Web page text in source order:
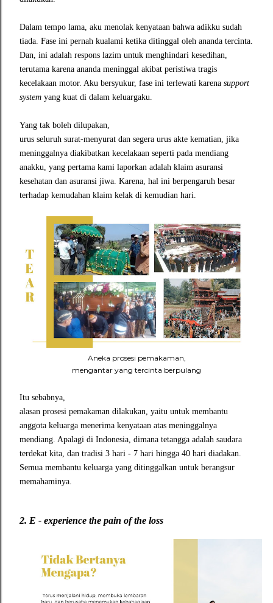
Dalam tempo lama, aku menolak kenyataan bahwa adikku sudah
tiada. Fase ini pernah kualami ketika ditinggal oleh ananda tercinta.
Dan, ini adalah respons lazim untuk menghindari kesedihan,
terutama karena ananda meninggal akibat peristiwa tragis
kecelakaan motor. Aku bersyukur, fase ini terlewati karena support
system yang kuat di dalam keluargaku.
Yang tak boleh dilupakan,
urus seluruh surat-menyurat dan segera urus akte kematian, jika
meninggalnya diakibatkan kecelakaan seperti pada mendiang
anakku, yang pertama kami laporkan adalah klaim asuransi
kesehatan dan asuransi jiwa. Karena, hal ini berpengaruh besar
terhadap kemudahan klaim kelak di kemudian hari.
Aneka prosesi pemakaman,
mengantar yang tercinta berpulang
Itu sebabnya,
alasan prosesi pemakaman dilakukan, yaitu untuk membantu
anggota keluarga menerima kenyataan atas meninggalnya
mendiang. Apalagi di Indonesia, dimana tetangga adalah saudara
terdekat kita, dan tradisi 3 hari - 7 hari hingga 40 hari diadakan.
Semua membantu keluarga yang ditinggalkan untuk berangsur
memahaminya.
2. E - experience the pain of the loss